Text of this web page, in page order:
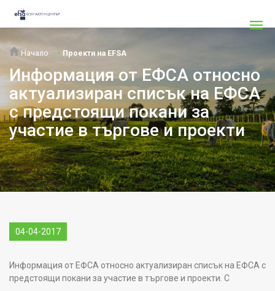
Начало Проекти на EFSA
Информация от ЕФСА относно
актуализиран списък на ЕФСА
с предстоящи покани за
участие в търгове и проекти
04-04-2017
Информация от ЕФСА относно актуализиран списък на ЕФСА с
предстоящи покани за участие в търгове и проекти. С